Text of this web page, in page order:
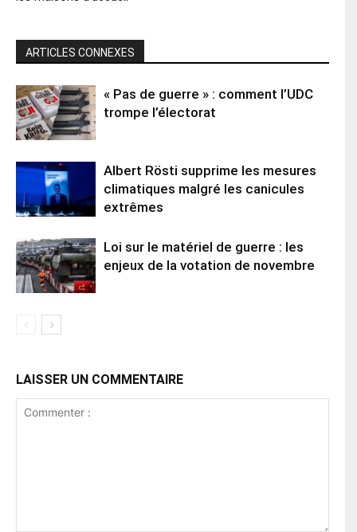
ARTICLES CONNEXES
« Pas de guerre » : comment l’UDC
trompe l’électorat
Albert Rösti supprime les mesures
climatiques malgré les canicules
extrêmes
Loi sur le matériel de guerre : les
enjeux de la votation de novembre
LAISSER UN COMMENTAIRE